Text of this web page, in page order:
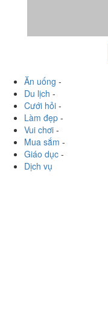
Ăn uống -
Du lịch -
Cưới hỏi -
Làm đẹp -
Vui chơi -
Mua sắm -
Giáo dục -
Dịch vụ